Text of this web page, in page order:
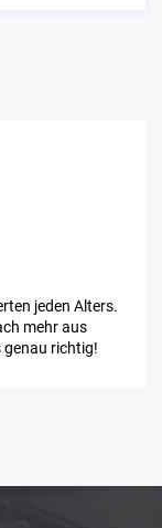
jeden Alters.
mehr aus
genau richtig!